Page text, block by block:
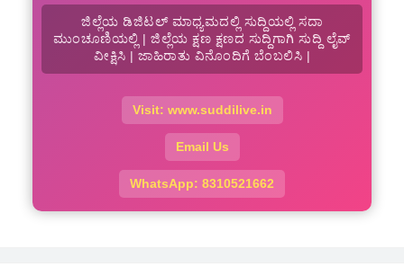
ಜಿಲ್ಲೆಯ ಡಿಜಿಟಲ್ ಮಾಧ್ಯಮದಲ್ಲಿ ಸುದ್ದಿಯಲ್ಲಿ ಸದಾ
ಮುಂಚೂಣಿಯಲ್ಲಿ | ಜಿಲ್ಲೆಯ ಕ್ಷಣ ಕ್ಷಣದ ಸುದ್ದಿಗಾಗಿ ಸುದ್ದಿ ಲೈವ್
ವೀಕ್ಷಿಸಿ | ಜಾಹಿರಾತು ವಿನೊಂದಿಗೆ ಬೆಂಬಲಿಸಿ |
Visit: www.suddilive.in
Email Us
WhatsApp: 8310521662